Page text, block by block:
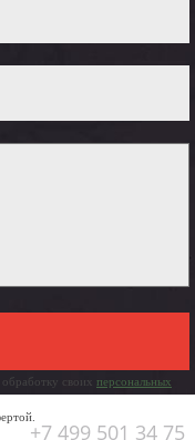
своих персональных
+7 499 501 34 75